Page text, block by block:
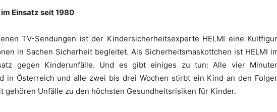
Einsatz seit 1980
TV-Sendungen ist der Kindersicherheitsexperte HELMI eine
in Sachen Sicherheit begleitet. Als Sicherheitsmaskottchen ist HELMI
gegen Kinderunfälle. Und es gibt einiges zu tun: Alle vier
in Österreich und alle zwei bis drei Wochen stirbt ein Kind an den
gehören Unfälle zu den höchsten Gesundheitsrisiken für Kinder.